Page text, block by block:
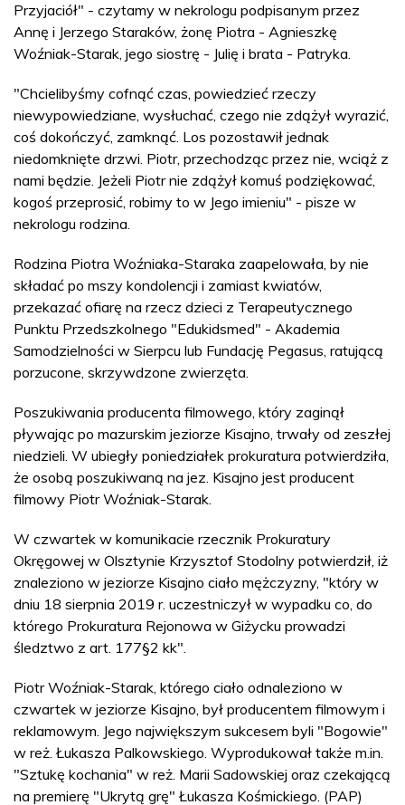
Przyjaciół" - czytamy w nekrologu podpisanym przez
Annę i Jerzego Staraków, żonę Piotra - Agnieszkę
Woźniak-Starak, jego siostrę - Julię i brata - Patryka.
"Chcielibyśmy cofnąć czas, powiedzieć rzeczy
niewypowiedziane, wysłuchać, czego nie zdążył wyrazić,
coś dokończyć, zamknąć. Los pozostawił jednak
niedomknięte drzwi. Piotr, przechodząc przez nie, wciąż z
nami będzie. Jeżeli Piotr nie zdążył komuś podziękować,
kogoś przeprosić, robimy to w Jego imieniu" - pisze w
nekrologu rodzina.
Rodzina Piotra Woźniaka-Staraka zaapelowała, by nie
składać po mszy kondolencji i zamiast kwiatów,
przekazać ofiarę na rzecz dzieci z Terapeutycznego
Punktu Przedszkolnego "Edukidsmed" - Akademia
Samodzielności w Sierpcu lub Fundację Pegasus, ratującą
porzucone, skrzywdzone zwierzęta.
Poszukiwania producenta filmowego, który zaginął
pływając po mazurskim jeziorze Kisajno, trwały od zeszłej
niedzieli. W ubiegły poniedziałek prokuratura potwierdziła,
że osobą poszukiwaną na jez. Kisajno jest producent
filmowy Piotr Woźniak-Starak.
W czwartek w komunikacie rzecznik Prokuratury
Okręgowej w Olsztynie Krzysztof Stodolny potwierdził, iż
znaleziono w jeziorze Kisajno ciało mężczyzny, "który w
dniu 18 sierpnia 2019 r. uczestniczył w wypadku co, do
którego Prokuratura Rejonowa w Giżycku prowadzi
śledztwo z art. 177§2 kk".
Piotr Woźniak-Starak, którego ciało odnaleziono w
czwartek w jeziorze Kisajno, był producentem filmowym i
reklamowym. Jego największym sukcesem byli "Bogowie"
w reż. Łukasza Palkowskiego. Wyprodukował także m.in.
"Sztukę kochania" w reż. Marii Sadowskiej oraz czekającą
na premierę "Ukrytą grę" Łukasza Kośmickiego. (PAP)